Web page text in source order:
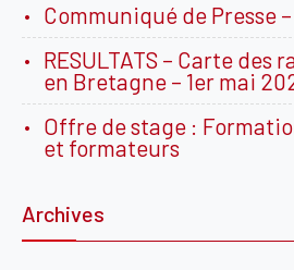
Communiqué de Presse
RESULTATS – Carte des
en Bretagne – 1er mai
Offre de stage :
et formateurs
Archives